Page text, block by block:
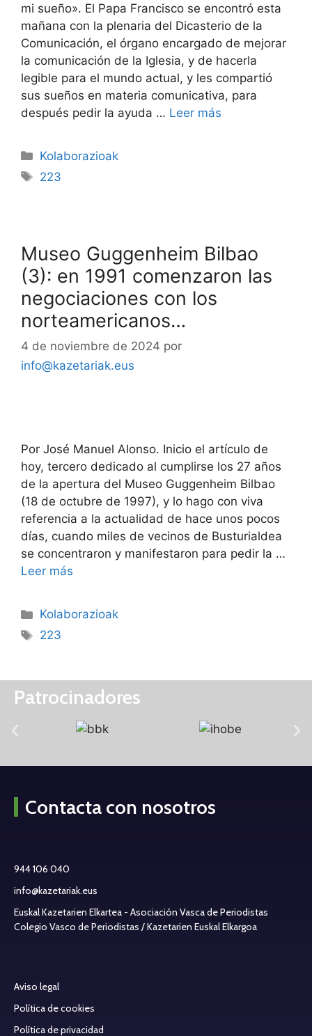
mi sueño». El Papa Francisco se encontró esta
mañana con la plenaria del Dicasterio de la
Comunicación, el órgano encargado de mejorar
la comunicación de la Iglesia, y de hacerla
legible para el mundo actual, y les compartió
sus sueños en materia comunicativa, para
después pedir la ayuda … Leer más
Kolaborazioak
223
Museo Guggenheim Bilbao
(3): en 1991 comenzaron las
negociaciones con los
norteamericanos…
4 de noviembre de 2024 por
info@kazetariak.eus
Por José Manuel Alonso. Inicio el artículo de
hoy, tercero dedicado al cumplirse los 27 años
de la apertura del Museo Guggenheim Bilbao
(18 de octubre de 1997), y lo hago con viva
referencia a la actualidad de hace unos pocos
días, cuando miles de vecinos de Busturialdea
se concentraron y manifestaron para pedir la …
Leer más
Kolaborazioak
223
Patrocinadores
Contacta con nosotros
944 106 040
info@kazetariak.eus
Euskal Kazetarien Elkartea - Asociación Vasca de Periodistas
Colegio Vasco de Periodistas / Kazetarien Euskal Elkargoa
Aviso legal
Política de cookies
Política de privacidad